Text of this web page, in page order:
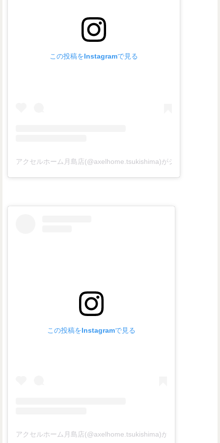
この投稿をInstagramで見る
アクセルホーム月島店(@axelhome.tsukishima)がシェアした投稿
この投稿をInstagramで見る
アクセルホーム月島店(@axelhome.tsukishima)がシェアした投稿